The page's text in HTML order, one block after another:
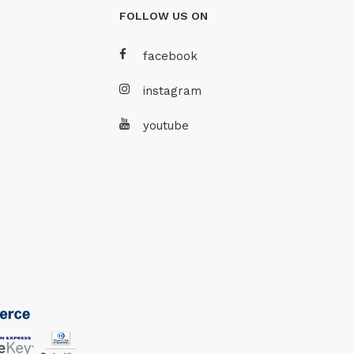
FOLLOW US ON
facebook
instagram
youtube